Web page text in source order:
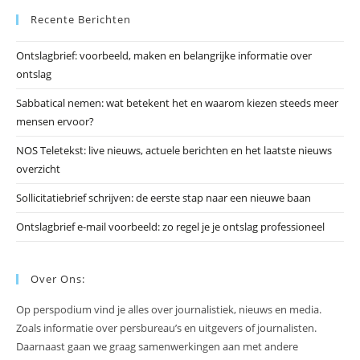
Recente Berichten
Ontslagbrief: voorbeeld, maken en belangrijke informatie over
ontslag
Sabbatical nemen: wat betekent het en waarom kiezen steeds meer
mensen ervoor?
NOS Teletekst: live nieuws, actuele berichten en het laatste nieuws
overzicht
Sollicitatiebrief schrijven: de eerste stap naar een nieuwe baan
Ontslagbrief e-mail voorbeeld: zo regel je je ontslag professioneel
Over Ons:
Op perspodium vind je alles over journalistiek, nieuws en media.
Zoals informatie over persbureau’s en uitgevers of journalisten.
Daarnaast gaan we graag samenwerkingen aan met andere